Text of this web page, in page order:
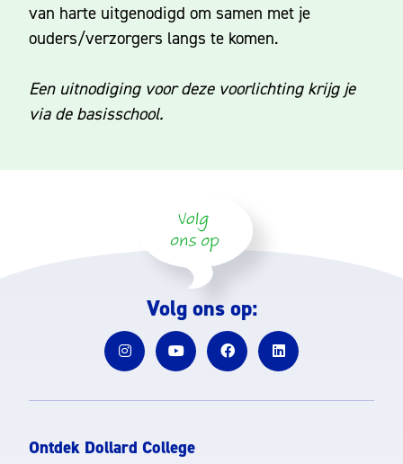
van harte uitgenodigd om samen met je
ouders/verzorgers langs te komen.
Een uitnodiging voor deze voorlichting krijg je
via de basisschool.
Volg ons op:
Ontdek Dollard College